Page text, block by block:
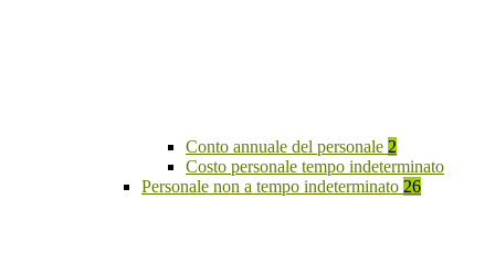
Conto annuale del personale 2
Costo personale tempo indeterminato
Personale non a tempo indeterminato 26